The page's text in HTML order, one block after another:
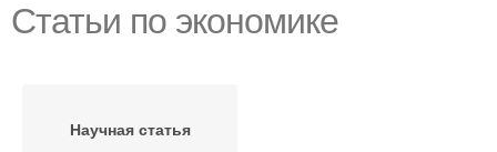
Статьи по экономике
Научная статья